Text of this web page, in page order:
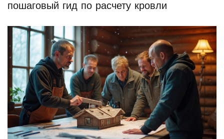
пошаговый гид по расчету кровли